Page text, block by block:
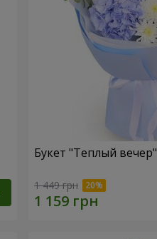
Букет "Теплый вечер"
1 449 грн